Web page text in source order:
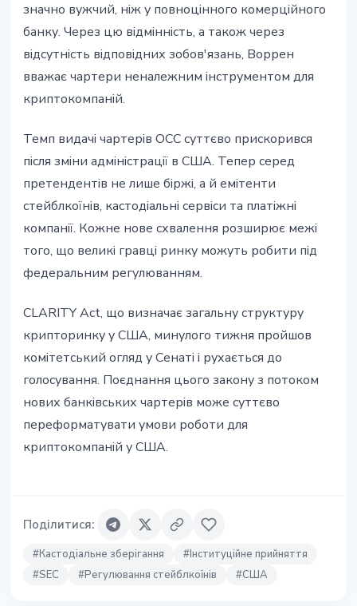
значно вужчий, ніж у повноцінного комерційного
банку. Через цю відмінність, а також через
відсутність відповідних зобов'язань, Воррен
вважає чартери неналежним інструментом для
криптокомпаній.
Темп видачі чартерів OCC суттєво прискорився
після зміни адміністрації в США. Тепер серед
претендентів не лише біржі, а й емітенти
стейблкоїнів, кастодіальні сервіси та платіжні
компанії. Кожне нове схвалення розширює межі
того, що великі гравці ринку можуть робити під
федеральним регулюванням.
CLARITY Act, що визначає загальну структуру
крипторинку у США, минулого тижня пройшов
комітетський огляд у Сенаті і рухається до
голосування. Поєднання цього закону з потоком
нових банківських чартерів може суттєво
переформатувати умови роботи для
криптокомпаній у США.
Поділитися:
#Кастодіальне зберігання #Інституційне прийняття
#SEC #Регулювання стейблкоїнів #США